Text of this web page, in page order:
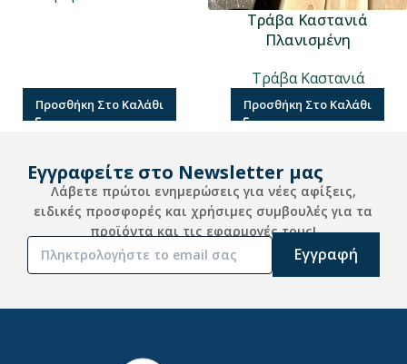
Προσθήκη Στο Καλάθι
Τράβα Καστανιά
Πλανισμένη
Τράβα Καστανιά
Προσθήκη Στο Καλάθι
Εγγραφείτε στο Newsletter μας
Λάβετε πρώτοι ενημερώσεις για νέες αφίξεις,
ειδικές προσφορές και χρήσιμες συμβουλές για τα
προϊόντα και τις εφαρμογές τους!